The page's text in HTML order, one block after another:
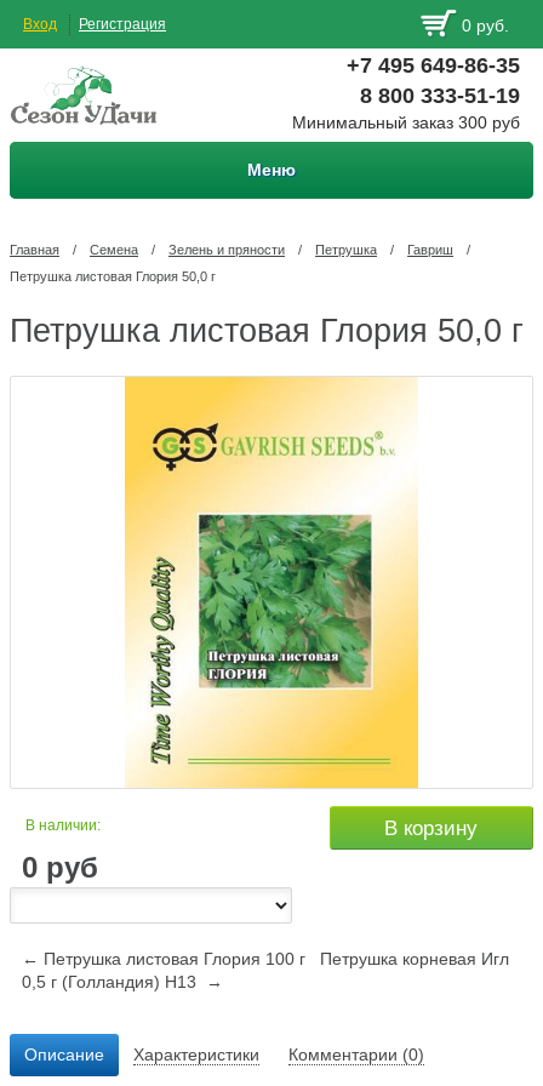
Вход Регистрация 0 руб.
+7 495 649-86-35
8 800 333-51-19
Минимальный заказ 300 руб
Меню
Главная / Семена / Зелень и пряности / Петрушка / Гавриш
/
Петрушка листовая Глория 50,0 г
Петрушка листовая Глория 50,0 г
В наличии:
0 руб
В корзину
← Петрушка листовая Глория 100 г
Петрушка корневая Игл
0,5 г (Голландия) Н13 →
Описание Характеристики Комментарии (0)